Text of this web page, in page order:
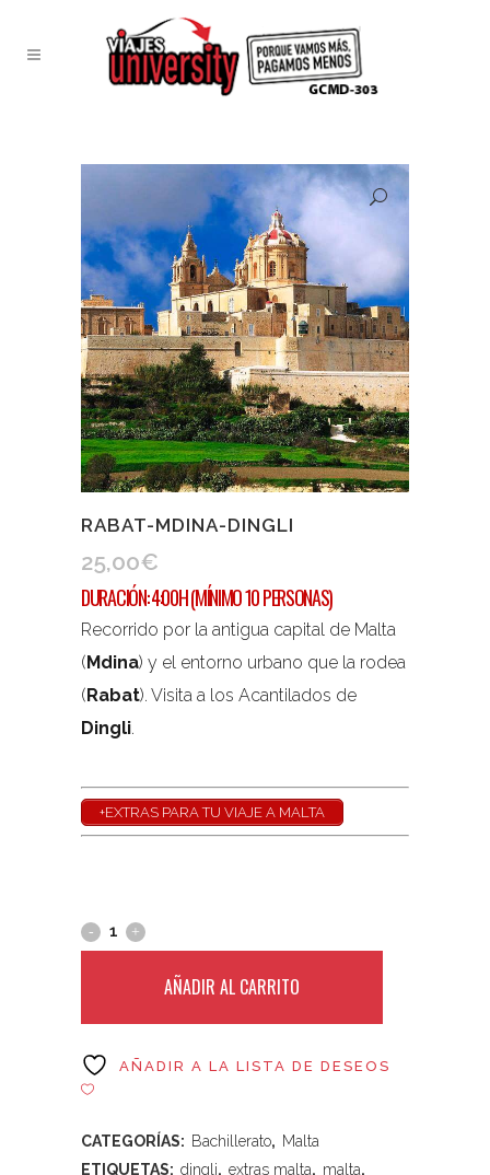
RABAT-MDINA-DINGLI
25,00€
DURACIÓN: 4:00H (MÍNIMO 10 PERSONAS)
Recorrido por la antigua capital de Malta
(Mdina) y el entorno urbano que la rodea
(Rabat). Visita a los Acantilados de
Dingli.
+EXTRAS PARA TU VIAJE A MALTA
AÑADIR AL CARRITO
AÑADIR A LA LISTA DE DESEOS
CATEGORÍAS: Bachillerato, Malta
ETIQUETAS: dingli, extras malta, malta,